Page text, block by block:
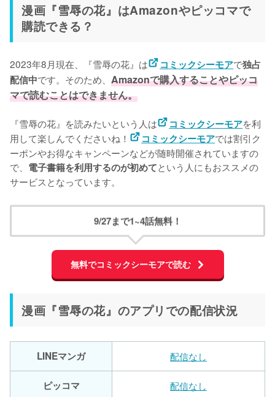
漫画『雪辱の花』はAmazonやピッコマで
購読できる？
2023年8月現在、『雪辱の花』は コミックシーモアで独占
配信中です。そのため、 Amazonで購入することやピッコ
マで読むことはできません。
『雪辱の花』を読みたいという人は コミックシーモアを利
用して楽しんでくださいね！
コミックシーモアでは割引ク
ーポンやお得なキャンペーンなどが随時開催されていますの
で、 電子書籍を利用するのが初めてという人にもおススメの
サービスとなっています。
9/27まで1~4話無料！
無料でコミックシーモアで読む
漫画『雪辱の花』のアプリでの配信状況
LINEマンガ 配信なし
ピッコマ 配信なし